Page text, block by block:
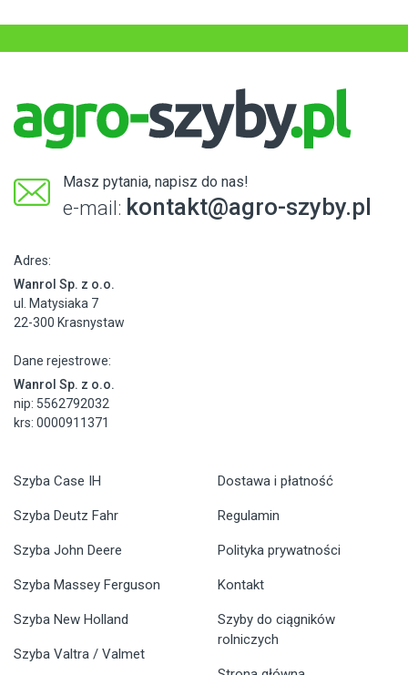
Masz pytania, napisz do nas!
e-mail: kontakt@agro-szyby.pl
Adres:
Wanrol Sp. z o.o.
ul. Matysiaka 7
22-300 Krasnystaw
Dane rejestrowe:
Wanrol Sp. z o.o.
nip: 5562792032
krs: 0000911371
Szyba Case IH
Szyba Deutz Fahr
Szyba John Deere
Szyba Massey Ferguson
Szyba New Holland
Szyba Valtra / Valmet
Dostawa i płatność
Regulamin
Polityka prywatności
Kontakt
Szyby do ciągników
rolniczych